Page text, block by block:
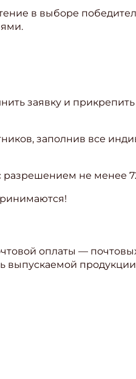
в выборе
заявку и
заполнив все
не менее
оплаты —
выпускаемой продукции